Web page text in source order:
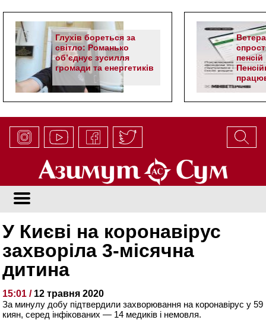
Глухів бореться за
світло: Романько
об’єднує зусилля
громади та енергетиків
У Києві на коронавірус
захворіла 3-місячна
дитина
15:01 / 12 травня 2020
За минулу добу підтвердили захворювання на коронавірус у 59
киян, серед інфікованих — 14 медиків і немовля.